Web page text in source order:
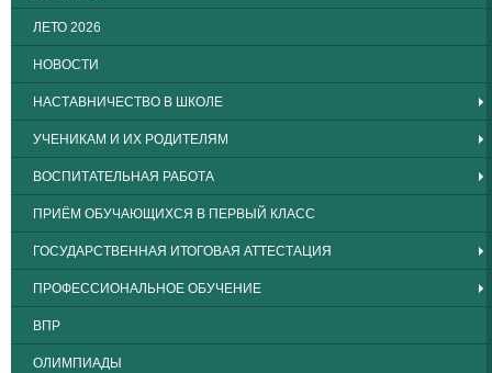
ЛЕТО 2026
НОВОСТИ
НАСТАВНИЧЕСТВО В ШКОЛЕ
УЧЕНИКАМ И ИХ РОДИТЕЛЯМ
ВОСПИТАТЕЛЬНАЯ РАБОТА
ПРИЁМ ОБУЧАЮЩИХСЯ В ПЕРВЫЙ КЛАСС
ГОСУДАРСТВЕННАЯ ИТОГОВАЯ АТТЕСТАЦИЯ
ПРОФЕССИОНАЛЬНОЕ ОБУЧЕНИЕ
ВПР
ОЛИМПИАДЫ